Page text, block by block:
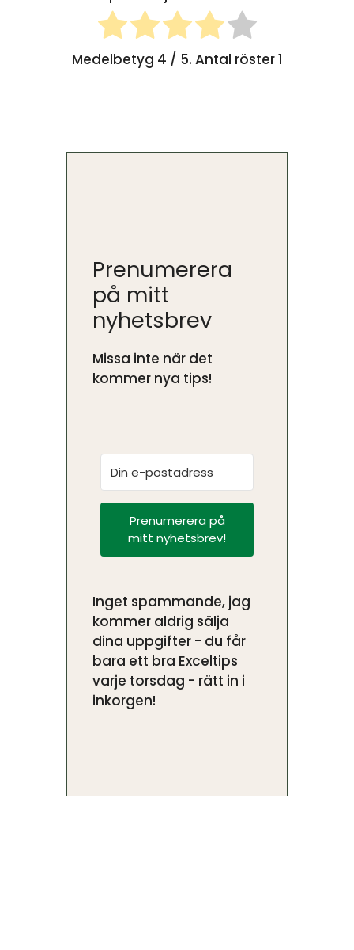
Medelbetyg 4 / 5. Antal röster1
Prenumerera
på mitt
nyhetsbrev
Missa inte när det
kommer nya tips!
Prenumerera på
mitt nyhetsbrev!
Inget spammande, jag
kommer aldrig sälja
dina uppgifter - du får
bara ett bra Exceltips
varje torsdag - rätt in i
inkorgen!